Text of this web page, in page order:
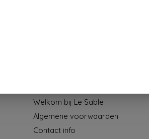
Welkom bij Le Sable
Algemene voorwaarden
Contact info